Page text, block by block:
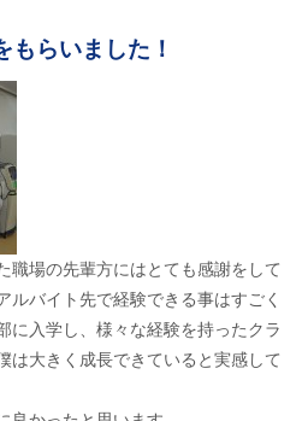
もらいました！
職場の先輩方にはとても感謝をして
ルバイト先で経験できる事はすごく
に入学し、様々な経験を持ったクラ
は大きく成長できていると実感して